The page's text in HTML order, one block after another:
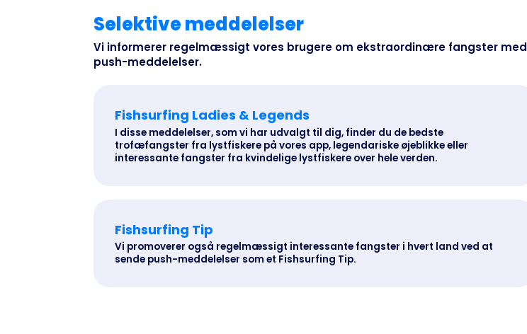
Selektive meddelelser
Vi informerer regelmæssigt vores brugere om ekstraordinære fangster med
push-meddelelser.
Fishsurfing Ladies & Legends
I disse meddelelser, som vi har udvalgt til dig, finder du de bedste
trofæfangster fra lystfiskere på vores app, legendariske øjeblikke eller
interessante fangster fra kvindelige lystfiskere over hele verden.
Fishsurfing Tip
Vi promoverer også regelmæssigt interessante fangster i hvert land ved at
sende push-meddelelser som et Fishsurfing Tip.